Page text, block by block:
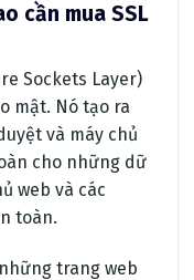
cần mua SSL
Sockets Layer)
mật. Nó tạo ra
và máy chủ
cho những dữ
web và các
toàn.
trang web